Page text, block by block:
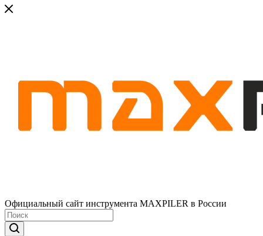
Официальный сайт инструмента MAXPILER в России